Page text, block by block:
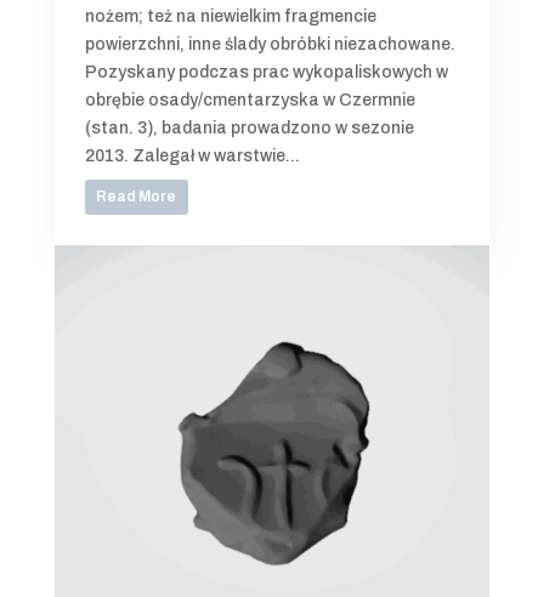
nożem; też na niewielkim fragmencie
powierzchni, inne ślady obróbki niezachowane.
Pozyskany podczas prac wykopaliskowych w
obrębie osady/cmentarzyska w Czermnie
(stan. 3), badania prowadzono w sezonie
2013. Zalegał w warstwie...
Read More